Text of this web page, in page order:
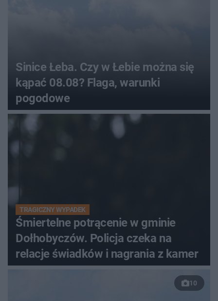
Sinice Łeba. Czy w Łebie można się
kąpać 08.08? Flaga, warunki
pogodowe
TRAGICZNY WYPADEK
Śmiertelne potrącenie w gminie
Dołhobyczów. Policja czeka na
relacje świadków i nagrania z kamer
10